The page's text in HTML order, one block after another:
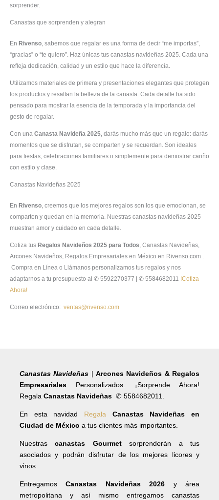
sorprender.
Canastas que sorprenden y alegran
En Rivenso, sabemos que regalar es una forma de decir “me importas”,
“gracias” o “te quiero”. Haz únicas tus canastas navideñas 2025. Cada una
refleja dedicación, calidad y un estilo que hace la diferencia.
Utilizamos materiales de primera y presentaciones elegantes que protegen
los productos y resaltan la belleza de la canasta. Cada detalle ha sido
pensado para mostrar la esencia de la temporada y la importancia del
gesto de regalar.
Con una Canasta Navideña 2025, darás mucho más que un regalo: darás
momentos que se disfrutan, se comparten y se recuerdan. Son ideales
para fiestas, celebraciones familiares o simplemente para demostrar cariño
con estilo y clase.
Canastas Navideñas 2025
En Rivenso, creemos que los mejores regalos son los que emocionan, se
comparten y quedan en la memoria. Nuestras canastas navideñas 2025
muestran amor y cuidado en cada detalle.
Cotiza tus Regalos Navideños 2025 para Todos, Canastas Navideñas,
Arcones Navideños, Regalos Empresariales en México en Rivenso.com .
Compra en Línea o Llámanos personalizamos tus regalos y nos
adaptarnos a tu presupuesto al ✆ 5592270377 | ✆ 5584682011 !Cotiza
Ahora!
Correo electrónico: ventas@rivenso.com
Canastas Navideñas |Arcones Navideños & Regalos
Empresariales Personalizados. ¡Sorprende Ahora!
Regala Canastas Navideñas ✆ 5584682011.
En esta navidad Regala Canastas Navideñas en
Ciudad de México a tus clientes más importantes.
Nuestrascanastas Gourmetsorprenderán a tus
asociados y podrán disfrutar de los mejores licores y
vinos.
EntregamosCanastas Navideñas 2026 y área
metropolitana y así mismo entregamos canastas